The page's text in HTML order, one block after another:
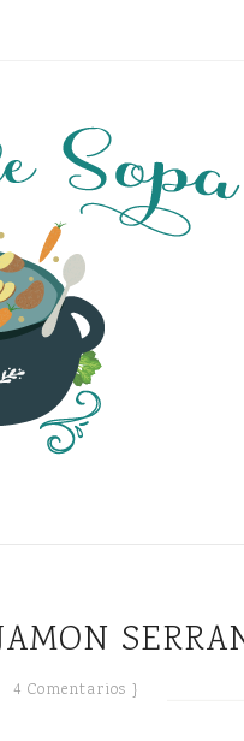
4 Comentarios }